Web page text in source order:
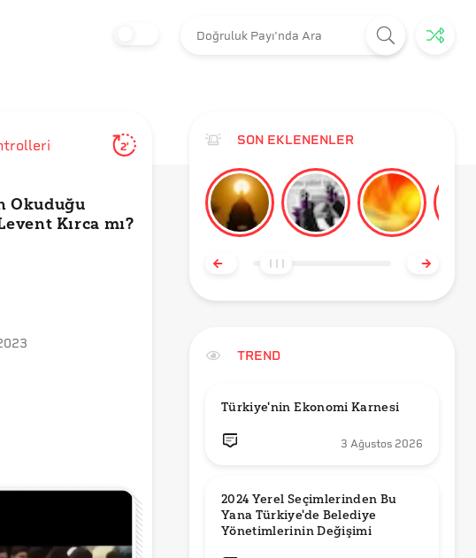
2'
Okuduğu
Kırca mı?
SON EKLENENLER
TREND
Türkiye'nin Ekonomi Karnesi
3 Ağustos 2026
2024 Yerel Seçimlerinden Bu
Yana Türkiye'de Belediye
Yönetimlerinin Değişimi